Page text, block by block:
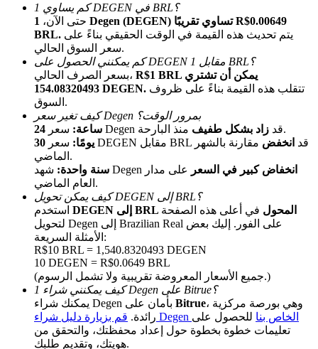
الإحالة
قم بدعوة صديق لتحصل على مكافآت نقدية
Deposit CASHCAT & Win
Deposit CASHCAT & Win
كم يساوي 1 DEGEN في BRL؟
حتى الآن، 1 Degen (DEGEN) تساوي تقريبًا R$0.00649
BRL.
سعر السوق الحالي.
كم يمكنني الحصول على DEGEN مقابل 1 BRL؟
بسعر الصرف الحالي، R$1 BRL يمكن أن تشتري
154.08320493 DEGEN.
السوق.
كيف تغير سعر Degen بمرور الوقت؟
24 ساعة:
سعر Degen قد زاد بشكل طفيف
منذ البارحة.
30 يومًا:
سعر DEGEN مقابل BRL قد انخفض مقارنة بالشهر
الماضي.
سنة واحدة: شهد Degen انخفاض كبير في السعر
على مدار
العام الماضي.
كيف يمكن تحويل DEGEN إلى BRL؟
DEGEN إلى BRL المحول في أعلى هذه الصفحة
لتحويل Degen إلى Brazilian Real على الفور. إليك بعض
الأمثلة السريعة:
R$10 BRL = 1,540.8320493 DEGEN
10 DEGEN = R$0.0649 BRL
(جميع الأسعار المعروضة تقريبية ولا تشمل الرسوم.)
كيف يمكنني شراء 1 Degen على Bitrue؟
Bitrue، وهي بورصة مركزية
رائدة.
قم بزيارة دليل شراء Degen الخاص بنا للحصول على
تعليمات خطوة بخطوة حول إعداد محفظتك، والتحقق من
هويتك، وتقديم طلبك.